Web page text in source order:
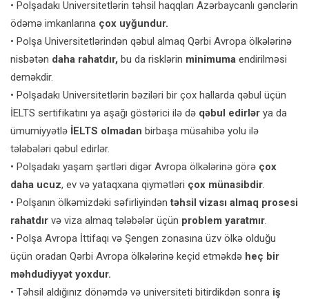
• Polşadakı Universitetlərin təhsil haqqları Azərbaycanlı gənclərin
ödəmə imkanlarına çox uyğundur.
• Polşa Universitetlərindən qəbul almaq Qərbi Avropa ölkələrinə
nisbətən daha rahatdır, bu da risklərin minimuma endirilməsi
deməkdir.
• Polşadakı Universitetlərin bəziləri bir çox hallarda qəbul üçün
İELTS sertifikatını ya aşağı göstərici ilə də qəbul edirlər ya da
ümumiyyətlə İELTS olmadan birbaşa müsahibə yolu ilə
tələbələri qəbul edirlər.
• Polşadakı yaşam şərtləri digər Avropa ölkələrinə görə çox
daha ucuz, ev və yataqxana qiymətləri çox münasibdir.
• Polşanın ölkəmizdəki səfirliyindəntəhsil vizası almaq prosesi
rahatdır və viza almaq tələbələr üçün problem yaratmır.
• Polşa Avropa İttifaqı və Şengen zonasına üzv ölkə olduğu
üçün oradan Qərbi Avropa ölkələrinə keçid etməkdə heç bir
məhdudiyyət yoxdur.
• Təhsil aldığınız dönəmdə və universiteti bitirdikdən sonra iş